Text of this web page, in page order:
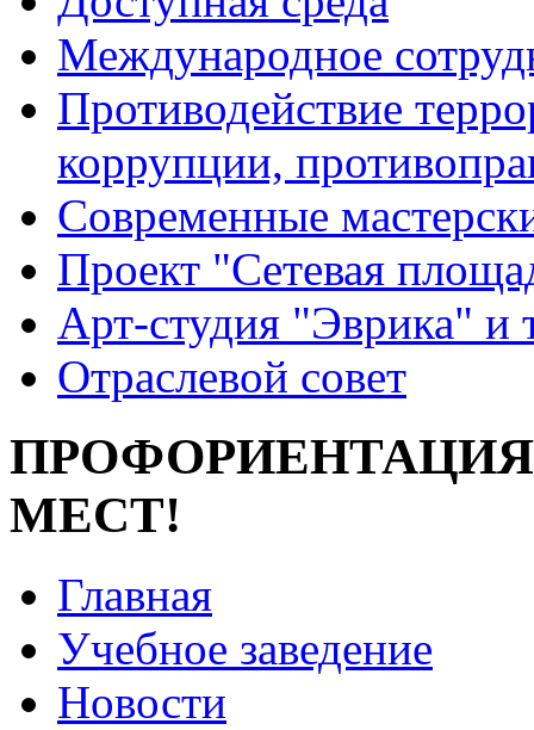
Международное
Противодействие
коррупции,
Современные
Проект "Сетевая
Арт-студия "Эврика" и
Отраслевой совет
МЕСТ!
Главная
Учебное заведение
Новости